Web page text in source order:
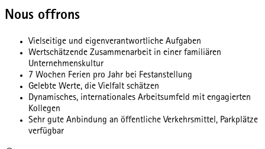
Nous offrons
Vielseitige und eigenverantwortliche Aufgaben
Wertschätzende Zusammenarbeit in einer familiären
Unternehmenskultur
7 Wochen Ferien pro Jahr bei Festanstellung
Gelebte Werte, die Vielfalt schätzen
Dynamisches, internationales Arbeitsumfeld mit engagierten
Kollegen
Sehr gute Anbindung an öffentliche Verkehrsmittel, Parkplätze
verfügbar